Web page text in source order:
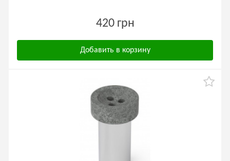
420 грн
Добавить в корзину